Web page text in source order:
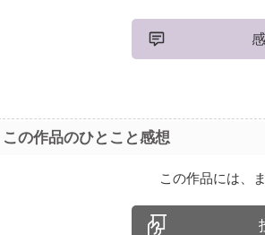
この作品のひとこと感想
この作品には、